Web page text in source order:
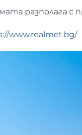
разполага с
www.realmet.bg/